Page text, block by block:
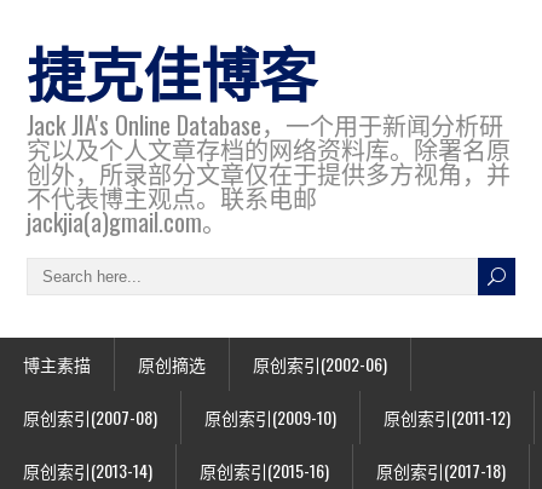
捷克佳博客
Jack JIA's Online Database，一个用于新闻分析研
究以及个人文章存档的网络资料库。除署名原
创外，所录部分文章仅在于提供多方视角，并
不代表博主观点。联系电邮
jackjia(a)gmail.com。
博主素描 原创摘选 原创索引(2002-06)
原创索引(2007-08) 原创索引(2009-10) 原创索引(2011-12)
原创索引(2013-14) 原创索引(2015-16) 原创索引(2017-18)